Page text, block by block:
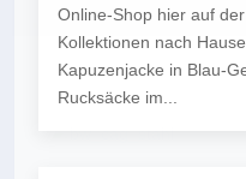
Online-Shop hier auf
Kollektionen nach
Kapuzenjacke in Blau-
Rucksäcke im...